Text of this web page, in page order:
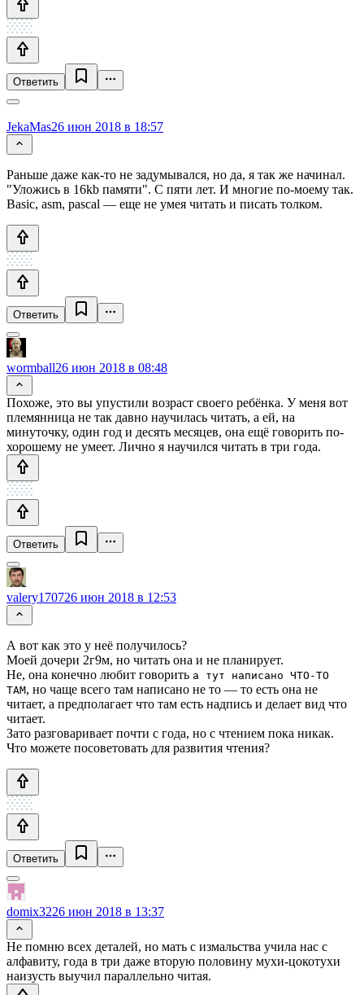
Ответить
JekaMas26 июн 2018 в 18:57
Раньше даже как-то не задумывался, но да, я так же начинал.
"Уложись в 16kb памяти". С пяти лет. И многие по-моему так.
Basic, asm, pascal — еще не умея читать и писать толком.
Ответить
wormball26 июн 2018 в 08:48
Похоже, это вы упустили возраст своего ребёнка. У меня вот
племянница не так давно научилась читать, а ей, на
минуточку, один год и десять месяцев, она ещё говорить по-
хорошему не умеет. Лично я научился читать в три года.
Ответить
valery170726 июн 2018 в 12:53
А вот как это у неё получилось?
Моей дочери 2г9м, но читать она и не планирует.
Не, она конечно любит говорить а тут написано ЧТО-ТО
ТАМ, но чаще всего там написано не то — то есть она не
читает, а предполагает что там есть надпись и делает вид что
читает.
Зато разговаривает почти с года, но с чтением пока никак.
Что можете посоветовать для развития чтения?
Ответить
domix3226 июн 2018 в 13:37
Не помню всех деталей, но мать с измальства учила нас с
алфавиту, года в три даже вторую половину мухи-цокотухи
наизусть выучил параллельно читая.